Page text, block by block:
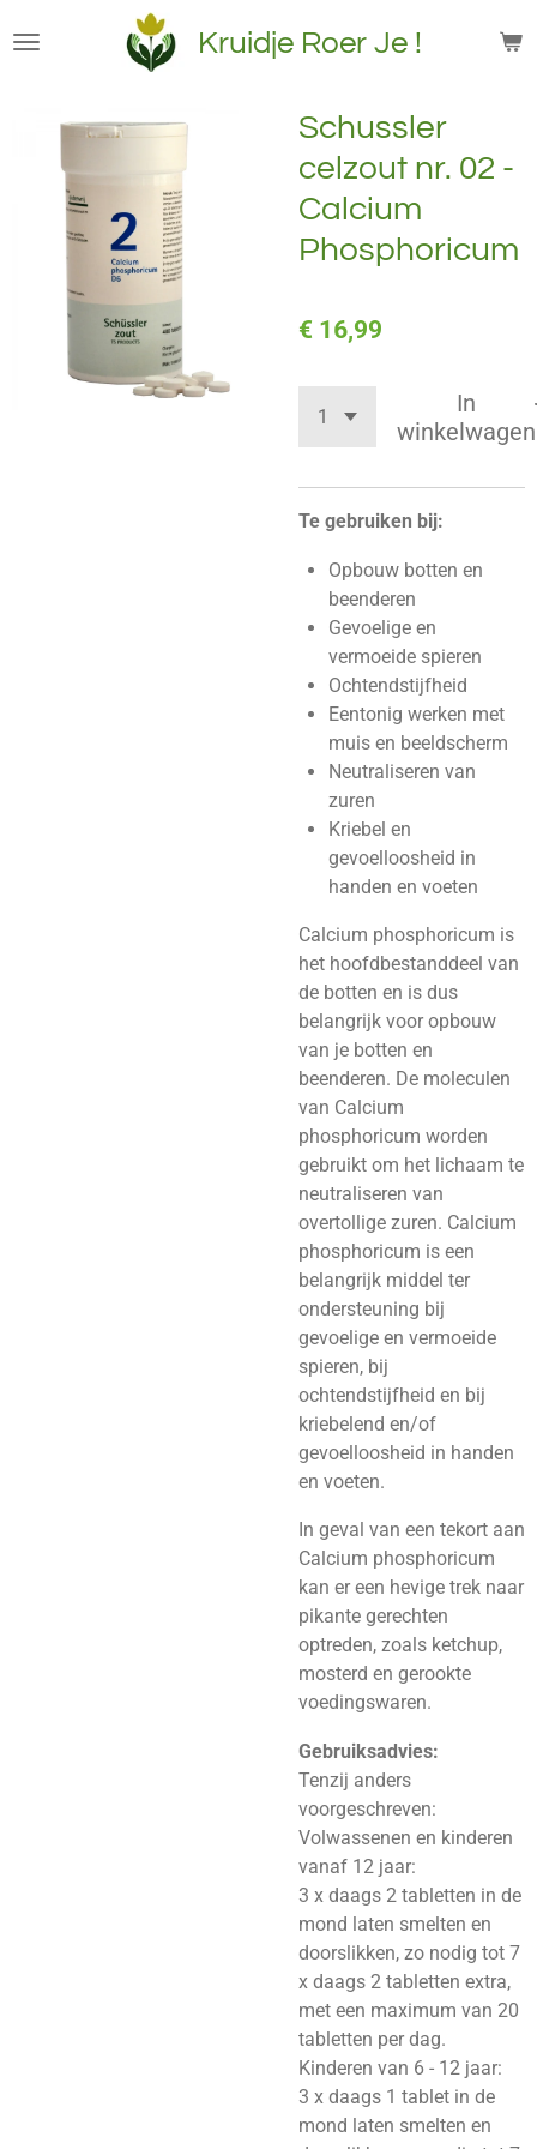
direct
hoofdinhoud
Kruidje Roer Je !
Schussler
celzout nr. 02 -
Calcium
Phosphoricum
€ 16,99
In
winkelwagen
Te gebruiken bij:
Opbouw botten en
beenderen
Gevoelige en
vermoeide spieren
Ochtendstijfheid
Eentonig werken met
muis en beeldscherm
Neutraliseren van
zuren
Kriebel en
gevoelloosheid in
handen en voeten
Calcium phosphoricum is
het hoofdbestanddeel van
de botten en is dus
belangrijk voor opbouw
van je botten en
beenderen. De moleculen
van Calcium
phosphoricum worden
gebruikt om het lichaam te
neutraliseren van
overtollige zuren. Calcium
phosphoricum is een
belangrijk middel ter
ondersteuning bij
gevoelige en vermoeide
spieren, bij
ochtendstijfheid en bij
kriebelend en/of
gevoelloosheid in handen
en voeten.
In geval van een tekort aan
Calcium phosphoricum
kan er een hevige trek naar
pikante gerechten
optreden, zoals ketchup,
mosterd en gerookte
voedingswaren.
Gebruiksadvies:
Tenzij anders
voorgeschreven:
Volwassenen en kinderen
vanaf 12 jaar:
3 x daags 2 tabletten in de
mond laten smelten en
doorslikken, zo nodig tot 7
x daags 2 tabletten extra,
met een maximum van 20
tabletten per dag.
Kinderen van 6 - 12 jaar:
3 x daags 1 tablet in de
mond laten smelten en